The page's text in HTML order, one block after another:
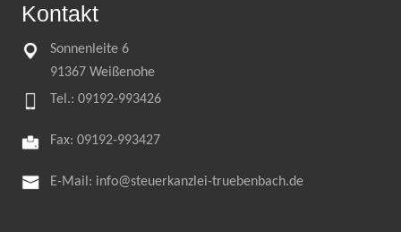
Kontakt
Sonnenleite 6
91367 Weißenohe
Tel.: 09192-993426
Fax: 09192-993427
E-Mail: info@steuerkanzlei-truebenbach.de